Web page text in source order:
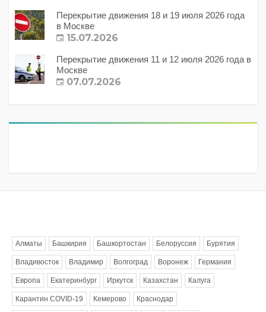
Перекрытие движения 18 и 19 июля 2026 года
в Москве
15.07.2026
Перекрытие движения 11 и 12 июля 2026 года в
Москве
07.07.2026
Алматы Башкирия Башкортостан Белоруссия Бурятия
Владивосток Владимир Волгоград Воронеж Германия
Европа Екатеринбург Иркутск Казахстан Калуга
Карантин COVID-19 Кемерово Краснодар